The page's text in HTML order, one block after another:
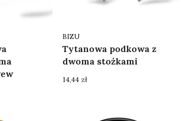
Tytanowa podkowa z
dwoma stożkami
Producent
BIZU
Cena
14,44 zł